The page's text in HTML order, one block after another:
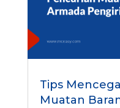
Tips
Muatan